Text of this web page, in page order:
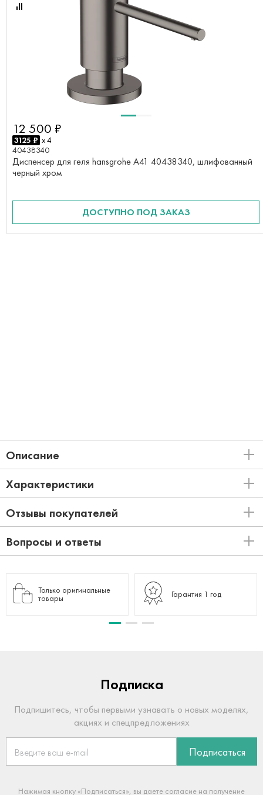
12 500 ₽
3125 ₽ x 4
40438340
Диспенсер для геля hansgrohe A41 40438340, шлифованный
черный хром
ДОСТУПНО ПОД ЗАКАЗ
Описание
Характеристики
Отзывы покупателей
Вопросы и ответы
Только оригинальные
товары
Гарантия 1 год
Подписка
Подпишитесь, чтобы первыми узнавать о новых моделях,
акциях и спецпредложениях
Подписаться
Нажимая кнопку «Подписаться», вы даете согласие на получение